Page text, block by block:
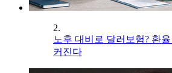
2.
노후 대비로 달러보험? 환
커진다